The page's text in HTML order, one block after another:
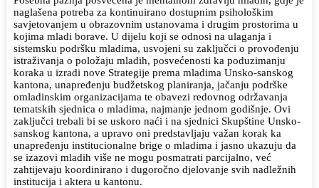
naglašena potreba za kontinuirano dostupnim psihološkim
savjetovanjem u obrazovnim ustanovama i drugim prostorima u
kojima mladi borave. U dijelu koji se odnosi na ulaganja i
sistemsku podršku mladima, usvojeni su zaključci o provođenju
istraživanja o položaju mladih, posvećenosti ka poduzimanju
koraka u izradi nove Strategije prema mladima Unsko-sanskog
kantona, unapređenju budžetskog planiranja, jačanju podrške
omladinskim organizacijama te obavezi redovnog održavanja
tematskih sjednica o mladima, najmanje jednom godišnje. Ovi
zaključci trebali bi se uskoro naći i na sjednici Skupštine Unsko-
sanskog kantona, a upravo oni predstavljaju važan korak ka
unapređenju institucionalne brige o mladima i jasno ukazuju da
se izazovi mladih više ne mogu posmatrati parcijalno, već
zahtijevaju koordinirano i dugoročno djelovanje svih nadležnih
institucija i aktera u kantonu.